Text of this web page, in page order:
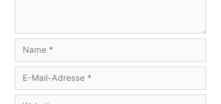
Name
E-
Mail-
Adresse
Website